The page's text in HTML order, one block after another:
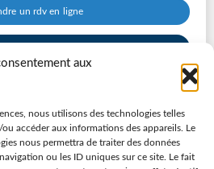
aux
nous utilisons des technologies telles
accéder aux informations des appareils. Le
nous permettra de traiter des données
ou les ID uniques sur ce site. Le fait
un rdv en ligne